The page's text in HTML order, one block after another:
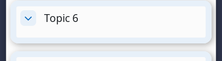
Разгъване
Topic 6